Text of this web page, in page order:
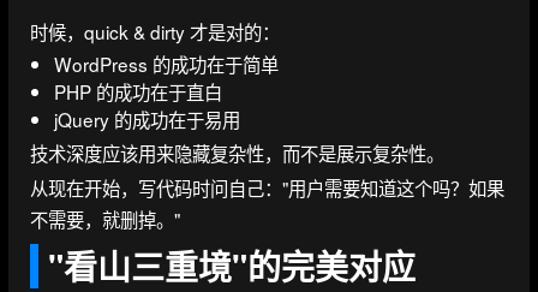
时候，quick & dirty 才是对的：
WordPress 的成功在于简单
PHP 的成功在于直白
jQuery 的成功在于易用
技术深度应该用来隐藏复杂性，而不是展示复杂性。
从现在开始，写代码时问自己："用户需要知道这个吗？如果
不需要，就删掉。"
"看山三重境"的完美对应